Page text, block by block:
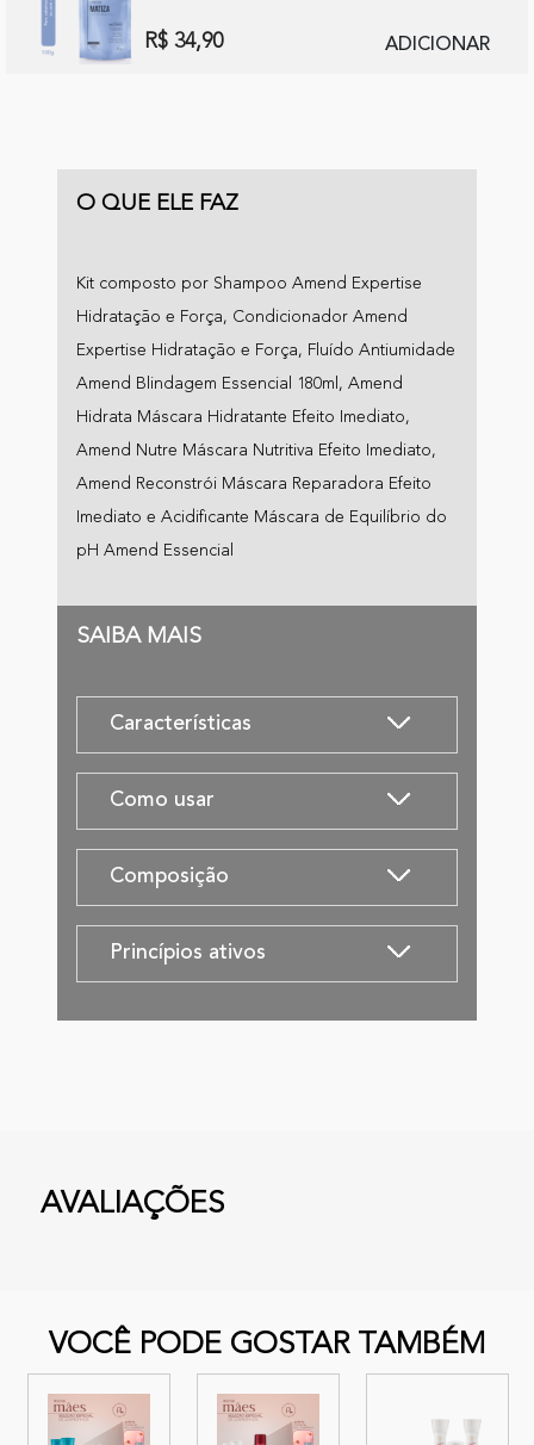
R$ 34,90 ADICIONAR
O QUE ELE FAZ
Kit composto por Shampoo Amend Expertise
Hidratação e Força, Condicionador Amend
Expertise Hidratação e Força, Fluído Antiumidade
Amend Blindagem Essencial 180ml, Amend
Hidrata Máscara Hidratante Efeito Imediato,
Amend Nutre Máscara Nutritiva Efeito Imediato,
Amend Reconstrói Máscara Reparadora Efeito
Imediato e Acidificante Máscara de Equilíbrio do
pH Amend Essencial
SAIBA MAIS
Características
Como usar
Composição
Princípios ativos
AVALIAÇÕES
VOCÊ PODE GOSTAR TAMBÉM